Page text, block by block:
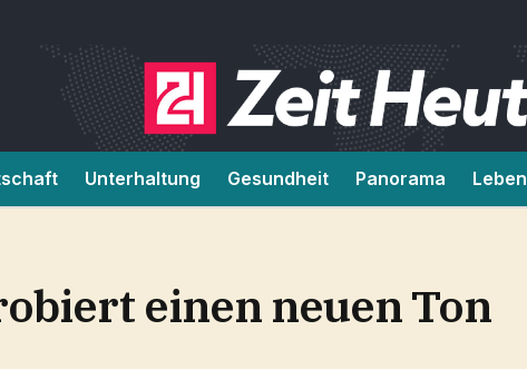
Unterhaltung Gesundheit Panorama Leben
einen neuen Ton